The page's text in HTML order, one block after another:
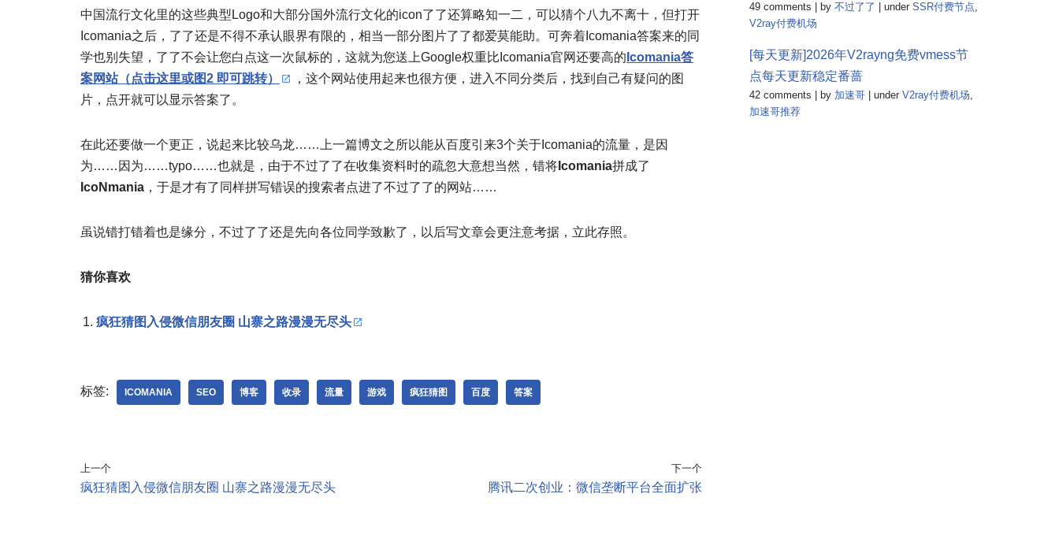
中国流行文化里的这些典型Logo和大部分国外流行文化的icon了了还算略知一二，可以猜个八九不离十，但打开
Icomania之后，了了还是不得不承认眼界有限的，相当一部分图片了了都爱莫能助。可奔着Icomania答案来的同
学也别失望，了了不会让您白点这一次鼠标的，这就为您送上Google权重比Icomania官网还要高的 Icomania答
案网站（点击这里或图2 即可跳转）
，这个网站使用起来也很方便，进入不同分类后，找到自己有疑问的图
片，点开就可以显示答案了。
在此还要做一个更正，说起来比较乌龙……上一篇博文之所以能从百度引来3个关于Icomania的流量，是因
为……因为……typo……也就是，由于不过了了在收集资料时的疏忽大意想当然，错将 Icomania拼成了
IcoNmania ，于是才有了同样拼写错误的搜索者点进了不过了了的网站……
虽说错打错着也是缘分，不过了了还是先向各位同学致歉了，以后写文章会更注意考据，立此存照。
猜你喜欢
疯狂猜图入侵微信朋友圈 山寨之路漫漫无尽头
标签: ICOMANIA SEO 博客 收录 流量 游戏 疯狂猜图 百度 答案
上一个
疯狂猜图入侵微信朋友圈 山寨之路漫漫无尽头
下一个
腾讯二次创业：微信垄断平台全面扩张
49 comments by 不过了了 under SSR付费节点,
V2ray付费机场
[每天更新]2026年V2rayng免费vmess节
点每天更新稳定番蔷
42 comments by 加速哥 under V2ray付费机场,
加速哥推荐